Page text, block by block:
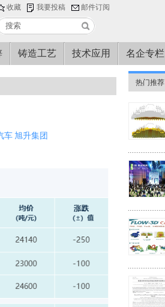
收藏 我要投稿 邮件订阅
铸造工艺 技术应用 名企专栏
车 旭升集团
热门推荐